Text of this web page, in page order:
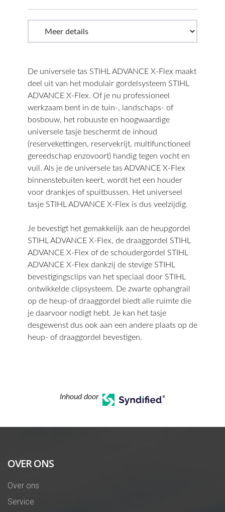
De universele tas STIHL ADVANCE X-Flex maakt
deel uit van het modulair gordelsysteem STIHL
ADVANCE X-Flex. Of je nu professioneel
werkzaam bent in de tuin-, landschaps- of
bosbouw, het robuuste en hoogwaardige
universele tasje beschermt de inhoud
(reservekettingen, reservekrijt, multifunctioneel
gereedschap enzovoort) handig tegen vocht en
vuil. Als je de universele tas ADVANCE X-Flex
binnenstebuiten keert, wordt het een houder
voor drankjes of spuitbussen. Het universeel
tasje STIHL ADVANCE X-Flex is dus veelzijdig.
Je bevestigt het gemakkelijk aan de heupgordel
STIHL ADVANCE X-Flex, de draaggordel STIHL
ADVANCE X-Flex of de schoudergordel STIHL
ADVANCE X-Flex dankzij de stevige STIHL
bevestigingsclips van het speciaal door STIHL
ontwikkelde clipsysteem. De zwarte ophangrail
op de heup-of draaggordel biedt alle ruimte die
je daarvoor nodigt hebt. Je kan het tasje
desgewenst dus ook aan een andere plaats op de
heup- of draaggordel bevestigen.
Inhoud door
OVER ONS
Over ons
Service